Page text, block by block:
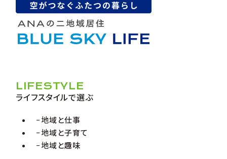
LIFESTYLE
ライフスタイルで選ぶ
地域と仕事
地域と子育て
地域と趣味